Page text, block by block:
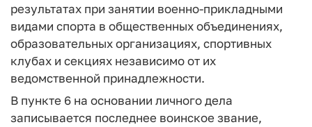
результатах при занятии военно-прикладными
видами спорта в общественных объединениях,
образовательных организациях, спортивных
клубах и секциях независимо от их
ведомственной принадлежности.
В пункте 6 на основании личного дела
записывается последнее воинское звание,